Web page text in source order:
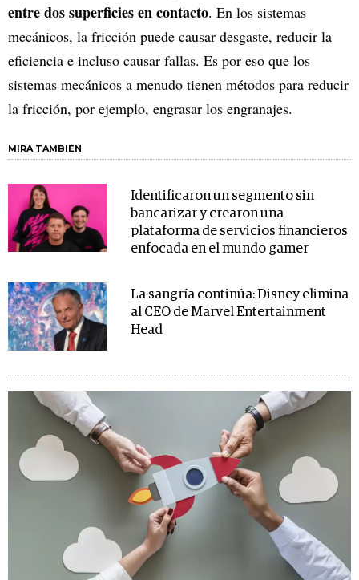
entre dos superficies en contacto. En los sistemas
mecánicos, la fricción puede causar desgaste, reducir la
eficiencia e incluso causar fallas. Es por eso que los
sistemas mecánicos a menudo tienen métodos para reducir
la fricción, por ejemplo, engrasar los engranajes.
MIRA TAMBIÉN
Identificaron un segmento sin
bancarizar y crearon una
plataforma de servicios financieros
enfocada en el mundo gamer
La sangría continúa: Disney elimina
al CEO de Marvel Entertainment
Head